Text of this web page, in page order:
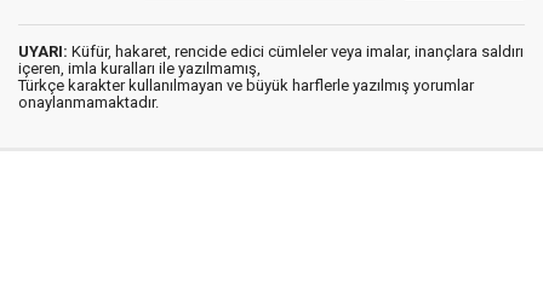
UYARI: Küfür, hakaret, rencide edici cümleler veya imalar, inançlara saldırı
içeren, imla kuralları ile yazılmamış,
Türkçe karakter kullanılmayan ve büyük harflerle yazılmış yorumlar
onaylanmamaktadır.